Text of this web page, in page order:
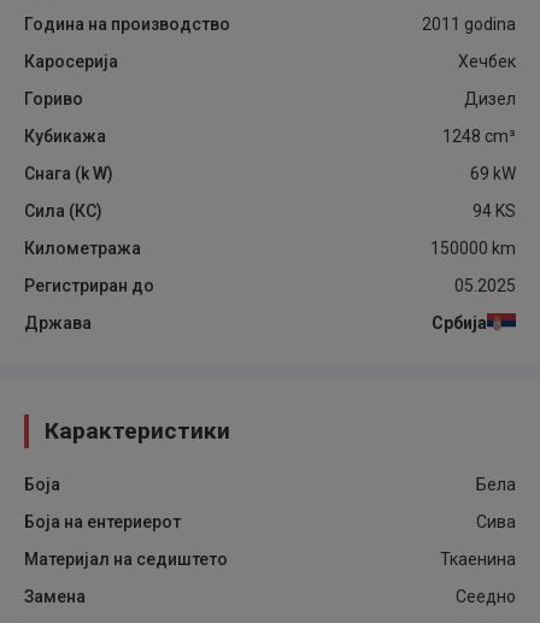
Година на производство
2011 godina
Каросерија
Хечбек
Гориво
Дизел
Кубикажа
1248 cm³
Снага (k W)
69 kW
Сила (КС)
94 KS
Километража
150000 km
Регистриран до
05.2025
Држава
Србија
Карактеристики
Боја
Бела
Боја на ентериерот
Сива
Материјал на седиштето
Ткаенина
Замена
Сеедно